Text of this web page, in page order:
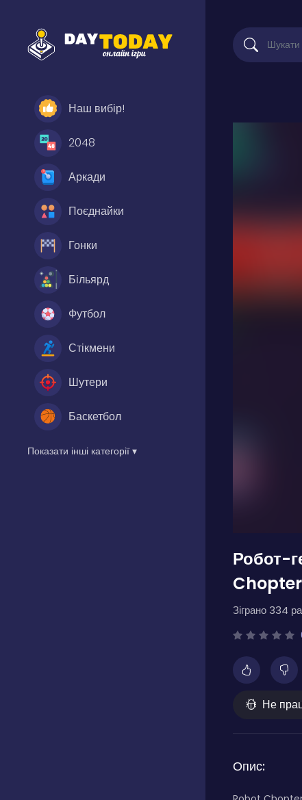
Наш вибір!
2048
Аркади
Поєднайки
Гонки
Більярд
Футбол
Стікмени
Шутери
Баскетбол
Показати інші категорії ▾
Робот-
Зіграно 334
Не
Опис: